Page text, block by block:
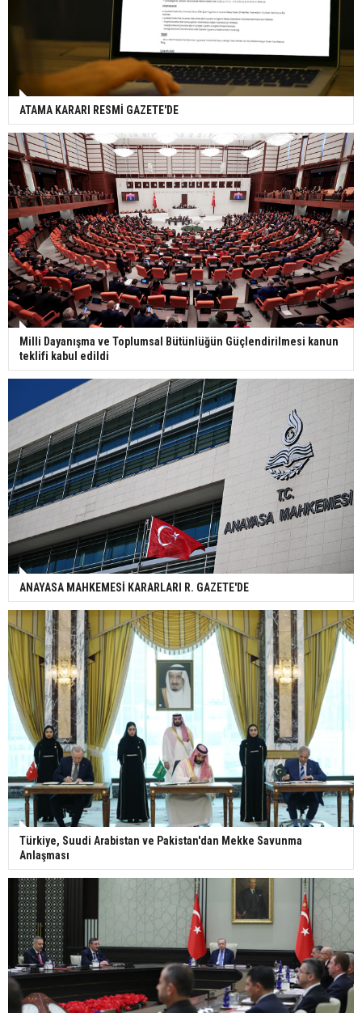
ATAMA KARARI RESMİ GAZETE'DE
Milli Dayanışma ve Toplumsal Bütünlüğün Güçlendirilmesi kanun
teklifi kabul edildi
ANAYASA MAHKEMESİ KARARLARI R. GAZETE'DE
Türkiye, Suudi Arabistan ve Pakistan'dan Mekke Savunma
Anlaşması